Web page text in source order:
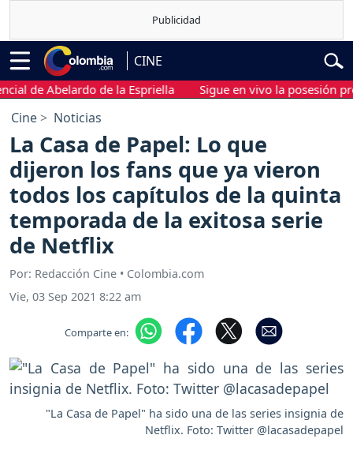
CINE
Abelardo de la Espriella Sigue en vivo la posesión
Cine Noticias
La Casa de Papel: Lo que
dijeron los fans que ya vieron
todos los capítulos de la quinta
temporada de la exitosa serie
de Netflix
Por: Redacción Cine • Colombia.com
Vie, 03 Sep 2021 8:22 am
Comparte en:
"La Casa de Papel" ha sido una de las series insignia de
Netflix. Foto: Twitter @lacasadepapel